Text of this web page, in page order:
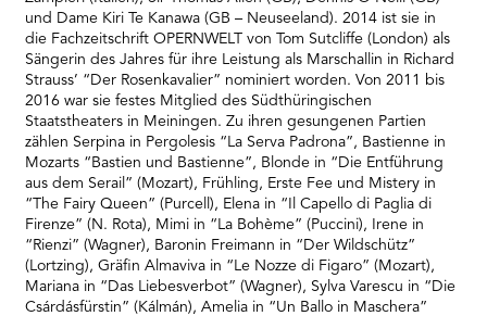
und Dame Kiri Te Kanawa (GB – Neuseeland). 2014 ist sie in
die Fachzeitschrift OPERNWELT von Tom Sutcliffe (London) als
Sängerin des Jahres für ihre Leistung als Marschallin in Richard
Strauss’ “Der Rosenkavalier” nominiert worden. Von 2011 bis
2016 war sie festes Mitglied des Südthüringischen
Staatstheaters in Meiningen. Zu ihren gesungenen Partien
zählen Serpina in Pergolesis “La Serva Padrona”, Bastienne in
Mozarts “Bastien und Bastienne”, Blonde in “Die Entführung
aus dem Serail” (Mozart), Frühling, Erste Fee und Mistery in
“The Fairy Queen” (Purcell), Elena in “Il Capello di Paglia di
Firenze” (N. Rota), Mimi in “La Bohème” (Puccini), Irene in
“Rienzi” (Wagner), Baronin Freimann in “Der Wildschütz”
(Lortzing), Gräfin Almaviva in “Le Nozze di Figaro” (Mozart),
Mariana in “Das Liebesverbot” (Wagner), Sylva Varescu in “Die
Csárdásfürstin” (Kálmán), Amelia in “Un Ballo in Maschera”